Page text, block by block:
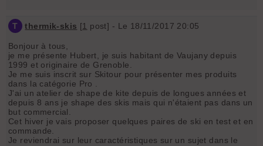
T thermik-skis [1 post] - Le 18/11/2017 20:05
Bonjour à tous,
je me présente Hubert, je suis habitant de Vaujany depuis
1999 et originaire de Grenoble.
Je me suis inscrit sur Skitour pour présenter mes produits
dans la catégorie Pro .
J'ai un atelier de shape de kite depuis de longues années et
depuis 8 ans je shape des skis mais qui n'étaient pas dans un
but commercial.
Cet hiver je vais proposer quelques paires de ski en test et en
commande.
Je reviendrai sur leur caractéristiques sur un sujet dans le